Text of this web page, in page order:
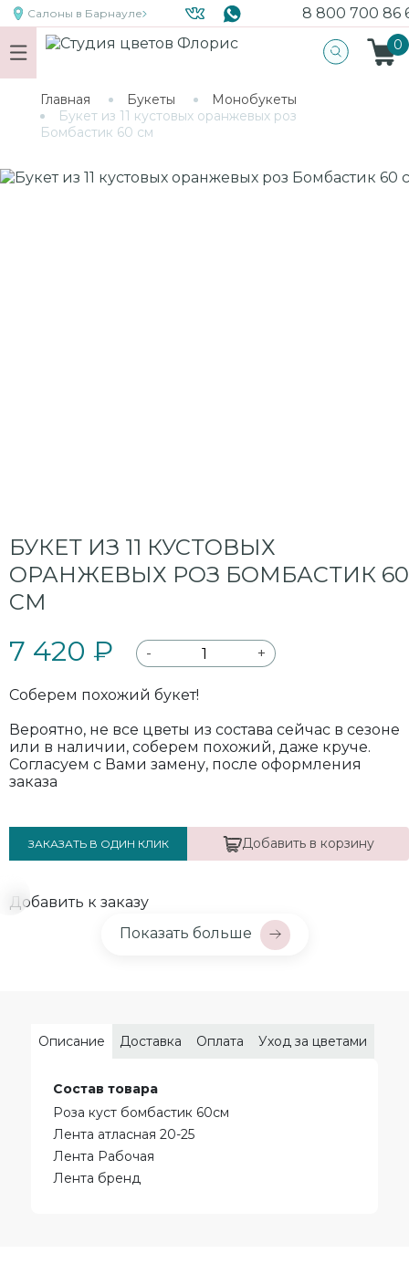
Салоны в Барнауле 8 800 700 86
0
Главная Букеты
Монобукеты
Букет из 11 кустовых оранжевых роз
Бомбастик 60 см
БУКЕТ ИЗ 11 КУСТОВЫХ
ОРАНЖЕВЫХ РОЗ БОМБАСТИК 60
СМ
7 420 ₽ - +
Соберем похожий букет!
Вероятно, не все цветы из состава сейчас в сезоне
или в наличии, соберем похожий, даже круче.
Согласуем с Вами замену, после оформления
заказа
ЗАКАЗАТЬ В ОДИН КЛИК Добавить в корзину
Добавить к заказу
Показать больше
Описание Доставка Оплата Уход за цветами
Состав товара
Роза куст бомбастик 60см
Лента атласная 20-25
Лента Рабочая
Лента бренд